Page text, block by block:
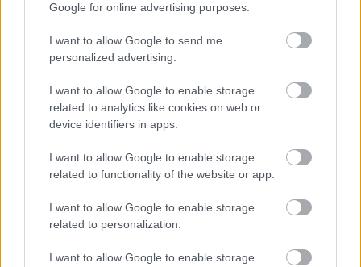
Google for online advertising purposes.
I want to allow Google to send me
personalized advertising.
I want to allow Google to enable storage
related to analytics like cookies on web or
device identifiers in apps.
I want to allow Google to enable storage
related to functionality of the website or app.
I want to allow Google to enable storage
related to personalization.
I want to allow Google to enable storage
περιλαμβάνεται και ο Ridhwani Kikwete, γιος του
πρώην προέδρου Jakaya Kikwete, ο οποίος
αναλαμβάνει το Υπουργείο Δημόσιας Διοίκησης
περιφέρεια Chalinze. Ο νέος Υπουργός
Οικονομικών, Khamis Mussa Omar, διαδέχεται τον
Πρωθυπουργός την προηγούμενη εβδομάδα, ενώ ο
Mahmoud Thabit Kombo παραμένει Υπουργός
Εξωτερικών και Συνεργασίας Ανατολικής Αφρικής.
Το νέο υπουργικό συμβούλιο θα ορκιστεί την
Τρίτη.